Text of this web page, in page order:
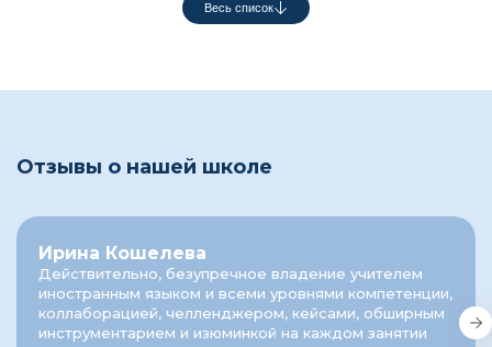
Весь список
Отзывы о нашей школе
Ирина Кошелева
Действительно, безупречное владение учителем
иностранным языком и всеми уровнями компетенции,
коллаборацией, челленджером, кейсами, обширным
инструментарием и изюминкой на каждом занятии